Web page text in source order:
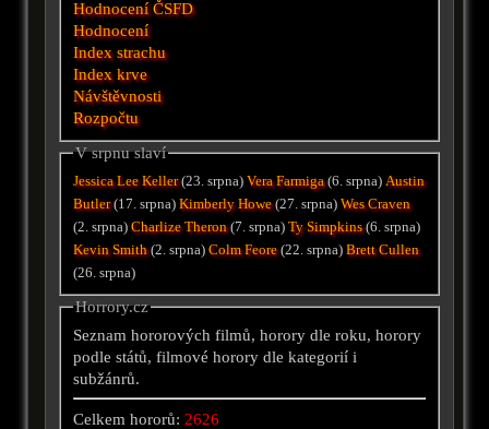
Hodnocení ČSFD
Hodnocení
Index strachu
Index krve
Návštěvnosti
Rozpočtu
V srpnu slaví
Jessica Lee Keller(23. srpna)Vera Farmiga(6. srpna)Austin
Butler(17. srpna)Kimberly Howe(27. srpna)Wes Craven
(2. srpna)Charlize Theron(7. srpna)Ty Simpkins(6. srpna)
Kevin Smith(2. srpna)Colm Feore(22. srpna)Brett Cullen
(26. srpna)
Horrory.cz
Seznam hororových filmů, horory dle roku, horory
podle států, filmové horory dle kategorií i
subžánrů.
Celkem hororů: 2626